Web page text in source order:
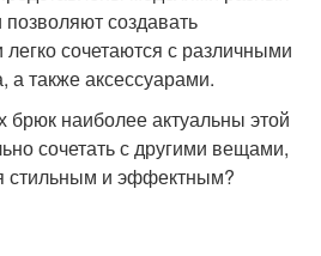
создавать
сочетаются с различными
а также аксессуарами.
наиболее актуальны этой
сочетать с другими вещами,
стильным и эффектным?